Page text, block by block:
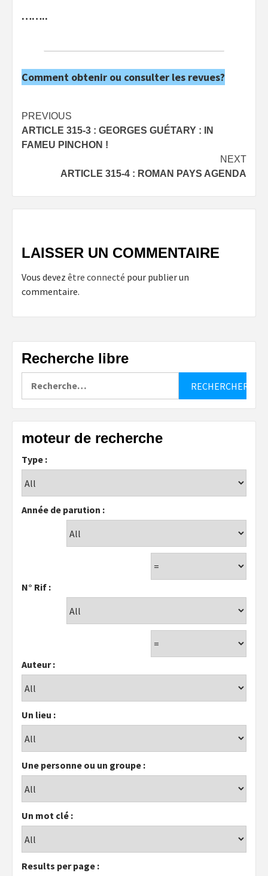
……..
Comment obtenir ou consulter les revues?
Post
navigation
PREVIOUS
ARTICLE 315-3 : GEORGES GUÉTARY : IN
FAMEU PINCHON !
NEXT
ARTICLE 315-4 : ROMAN PAYS AGENDA
LAISSER UN COMMENTAIRE
Vous devez être connecté pour publier un
commentaire.
Recherche libre
moteur de recherche
Type :
Année de parution :
N° Rif :
Auteur :
Un lieu :
Une personne ou un groupe :
Un mot clé :
Results per page :